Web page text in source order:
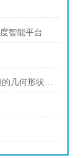
智能平台
组织双轴拉伸机在去细胞化组织工程心脏瓣膜的几何形状，以防止小叶缩回